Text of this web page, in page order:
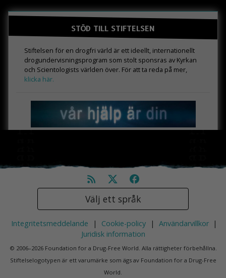
STÖD TILL STIFTELSEN
Stiftelsen för en drogfri värld är ett ideellt, internationellt
drogundervisningsprogram som stolt sponsras av Kyrkan
och Scientologists världen över. För att ta reda på mer,
klicka här.
Välj ett språk
Integritetsmeddelande | Cookie-policy | Användarvillkor
|
Juridisk information
© 2006–2026 Foundation for a Drug-Free World. Alla rättigheter förbehållna.
Stiftelselogotypen är ett varumärke som ägs av Foundation for a Drug-Free
World.